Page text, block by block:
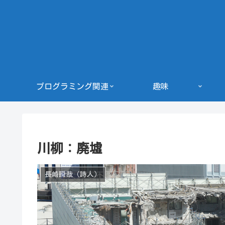
プログラミング関連 趣味
川柳：廃墟
長崎瞬哉（詩人）